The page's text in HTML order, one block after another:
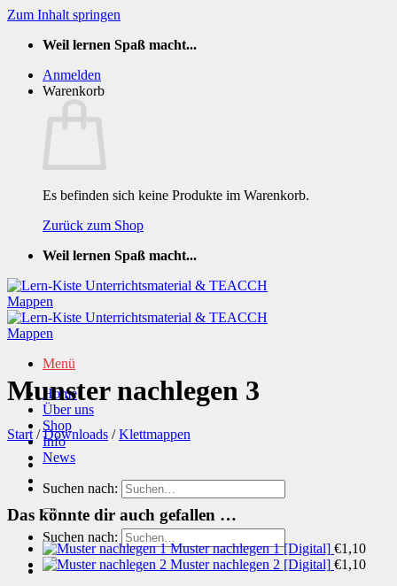
Zum Inhalt springen
Weil lernen Spaß macht...
Anmelden
Warenkorb
Es befinden sich keine Produkte im Warenkorb.
Zurück zum Shop
Weil lernen Spaß macht...
Menü
Home
Über uns
Shop
Info
News
Suchen nach:
Suchen nach:
Munster nachlegen 3
Start / Downloads / Klettmappen
Das könnte dir auch gefallen …
Muster nachlegen 1 [Digital] €1,10
Muster nachlegen 2 [Digital] €1,10